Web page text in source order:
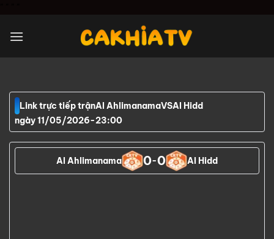
nội
Link trực tiếp trậnAl AhlimanamaVSAl Hidd
ngày 11/05/2026-23:00
Al Ahlimanama 0-0 Al Hidd